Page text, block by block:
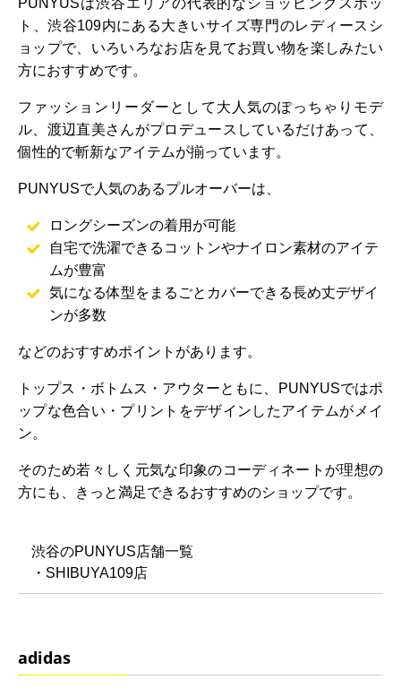
PUNYUSは渋谷エリアの代表的なショッピングスポッ
ト、渋谷109内にある大きいサイズ専門のレディースシ
ョップで、いろいろなお店を見てお買い物を楽しみたい
方におすすめです。
ファッションリーダーとして大人気のぽっちゃりモデ
ル、渡辺直美さんがプロデュースしているだけあって、
個性的で斬新なアイテムが揃っています。
PUNYUSで人気のあるプルオーバーは、
ロングシーズンの着用が可能
自宅で洗濯できるコットンやナイロン素材のアイテ
ムが豊富
気になる体型をまるごとカバーできる長め丈デザイ
ンが多数
などのおすすめポイントがあります。
トップス・ボトムス・アウターともに、PUNYUSではポ
ップな色合い・プリントをデザインしたアイテムがメイ
ン。
そのため若々しく元気な印象のコーディネートが理想の
方にも、きっと満足できるおすすめのショップです。
渋谷のPUNYUS店舗一覧
・SHIBUYA109店
adidas